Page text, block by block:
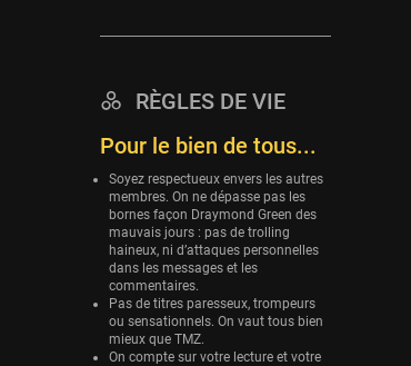
27 sessions
25 sessions
Detroit Pistons
25 sessions
Brooklyn Nets
24 sessions
Sacramento Kings
24 sessions
RÈGLES DE VIE
Pour le bien de tous...
Soyez respectueux envers les autres
membres. On ne dépasse pas les
bornes façon Draymond Green des
mauvais jours : pas de trolling
haineux, ni d’attaques personnelles
dans les messages et les
commentaires.
Pas de titres paresseux, trompeurs
ou sensationnels. On vaut tous bien
mieux que TMZ.
On compte sur votre lecture et votre